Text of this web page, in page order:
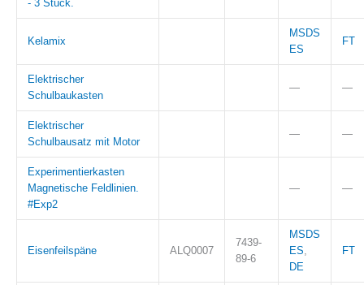
- 3 Stück.
Kelamix
MSDS
ES
FT
Elektrischer
Schulbaukasten
— —
Elektrischer
Schulbausatz mit Motor
— —
Experimentierkasten
Magnetische Feldlinien.
#Exp2
— —
Eisenfeilspäne ALQ0007
7439-
89-6
MSDS
ES,
DE
FT